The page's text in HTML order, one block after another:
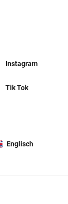
Instagram
Tik Tok
Englisch